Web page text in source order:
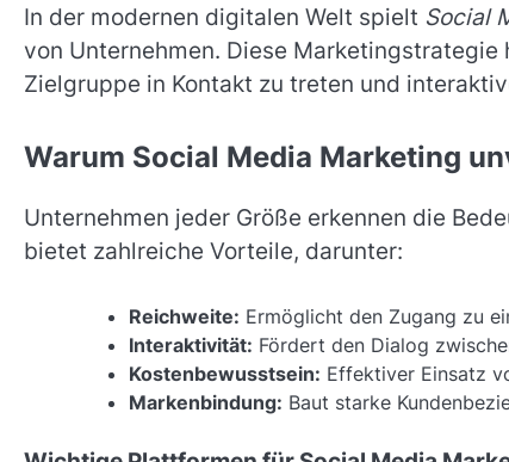
In der modernen digitalen Welt spielt Social
von Unternehmen. Diese
Zielgruppe in Kontakt zu treten und
Warum Social Media Marketing
Unternehmen jeder Größe erkennen die
bietet zahlreiche Vorteile, darunter:
Reichweite: Ermöglicht den Zugang zu
Interaktivität: Fördert den Dialog
Kostenbewusstsein: Effektiver Einsatz
Markenbindung: Baut starke